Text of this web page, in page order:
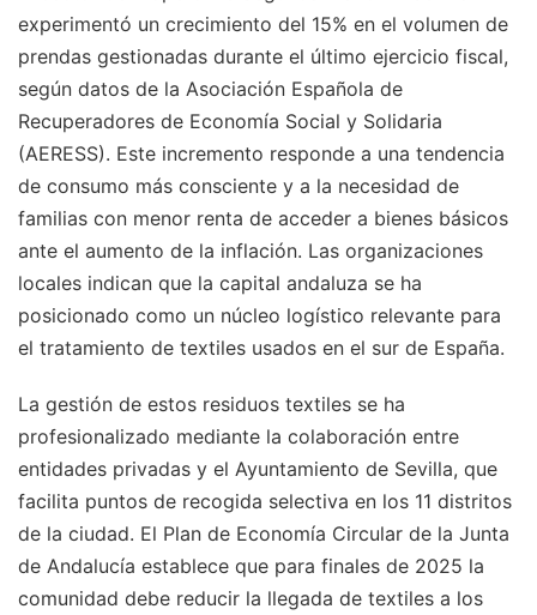
experimentó un crecimiento del 15% en el volumen de
prendas gestionadas durante el último ejercicio fiscal,
según datos de la Asociación Española de
Recuperadores de Economía Social y Solidaria
(AERESS). Este incremento responde a una tendencia
de consumo más consciente y a la necesidad de
familias con menor renta de acceder a bienes básicos
ante el aumento de la inflación. Las organizaciones
locales indican que la capital andaluza se ha
posicionado como un núcleo logístico relevante para
el tratamiento de textiles usados en el sur de España.
La gestión de estos residuos textiles se ha
profesionalizado mediante la colaboración entre
entidades privadas y el Ayuntamiento de Sevilla, que
facilita puntos de recogida selectiva en los 11 distritos
de la ciudad. El Plan de Economía Circular de la Junta
de Andalucía establece que para finales de 2025 la
comunidad debe reducir la llegada de textiles a los